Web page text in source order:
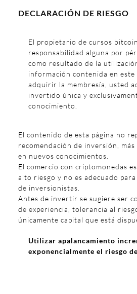
DECLARACIÓN DE RIESGO
El propietario de cursos
responsabilidad alguna por
como resultado de la
información contenida en este
adquirir la membresía, usted
invertido única y
conocimiento.
El contenido de esta página no
recomendación de inversión,
en nuevos conocimientos.
El comercio con criptomonedas
alto riesgo y no es adecuado
de inversionistas.
Antes de invertir se sugiere ser
de experiencia, tolerancia al
únicamente capital que está
Utilizar apalancamiento
exponencialmente el riesgo